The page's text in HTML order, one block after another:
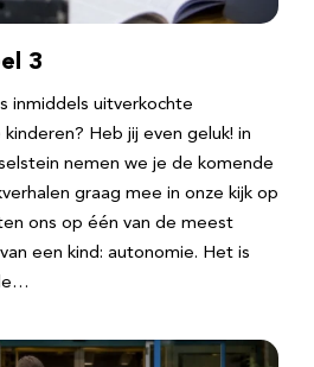
3
inmiddels uitverkochte
Heb jij even geluk! in
nemen we je de komende
graag mee in onze kijk op
ons op één van de meest
een kind: autonomie. Het is